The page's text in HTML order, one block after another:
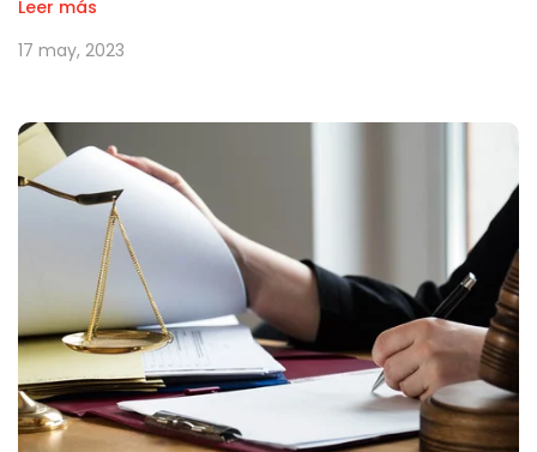
Leer más
17 may, 2023